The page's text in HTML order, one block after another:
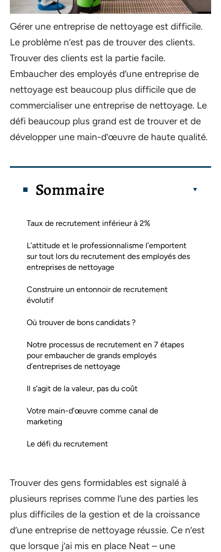
Gérer une entreprise de nettoyage est difficile.
Le problème n’est pas de trouver des clients.
Trouver des clients est la partie facile.
Embaucher des employés d’une entreprise de
nettoyage est beaucoup plus difficile que de
commercialiser une entreprise de nettoyage. Le
défi beaucoup plus grand est de trouver et de
développer une main-d’œuvre de haute qualité.
Sommaire
Taux de recrutement inférieur à 2%
L’attitude et le professionnalisme l’emportent
sur tout lors du recrutement des employés des
entreprises de nettoyage
Construire un entonnoir de recrutement
évolutif
Où trouver de bons candidats ?
Notre processus de recrutement en 7 étapes
pour embaucher de grands employés
d’entreprises de nettoyage
Il s’agit de la valeur, pas du coût
Votre main-d’œuvre comme canal de
marketing
Le défi du recrutement
Trouver des gens formidables est signalé à
plusieurs reprises comme l’une des parties les
plus difficiles de la gestion et de la croissance
d’une entreprise de nettoyage réussie. Ce n’est
que lorsque j’ai mis en place Neat – une